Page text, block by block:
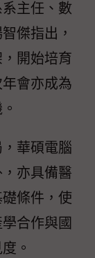
主任、數
傑指出，
開始培育
會亦成為
華碩電腦
亦具備醫
條件，使
合作與國
。